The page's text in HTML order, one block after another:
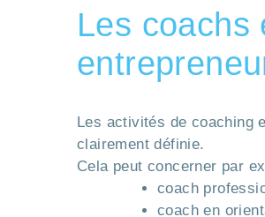
Les coachs
Les activités de coaching
clairement définie.
Cela peut concerner par
coach
coach en